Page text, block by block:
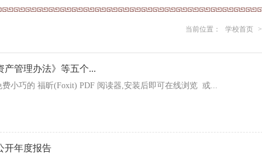
当前位置： 学校首页 >
产管理办法》等五个...
小巧的 福昕(Foxit) PDF 阅读器,安装后即可在线浏览 或...
开年度报告